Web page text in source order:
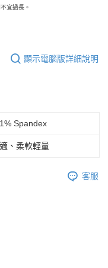
宜過長。
顯示電腦版詳細說明
Spandex
、柔軟輕量
客服